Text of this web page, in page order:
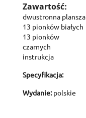
Zawartość:
dwustronna plansza
13 pionków białych
13 pionków
czarnych
instrukcja
Specyfikacja:
Wydanie:polskie